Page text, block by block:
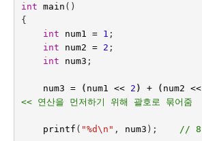
int main ()
{
int
num1 = 1 ;
int
num2 = 2 ;
int
num3 ;
num3 = ( num1 << 2 ) + ( num2 <<
<< 연산을 먼저하기 위해 괄호로 묶어줌
printf ( "%d\n " , num3 ); // 8